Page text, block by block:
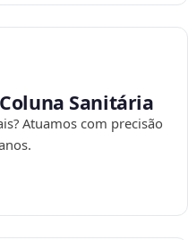
Sanitária
Atuamos com precisão